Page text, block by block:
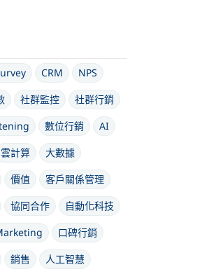
CRM
NPS
社群監控
社群行銷
數位行銷
AI
雲計算
大數據
價值
客戶關係管理
協同合作
自動化科技
口碑行銷
銷售
人工智慧